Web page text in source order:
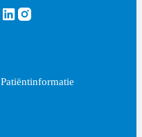
Volg ons via Linkedin
Volg ons via Instagram
Patiëntinformatie